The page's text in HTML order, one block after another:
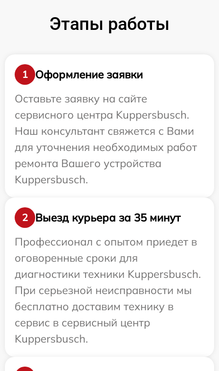
Этапы работы
1
Оформление заявки
Оставьте заявку на сайте
сервисного центра Kuppersbusch.
Наш консультант свяжется с Вами
для уточнения необходимых работ
ремонта Вашего устройства
Kuppersbusch.
2
Выезд курьера за 35 минут
Профессионал с опытом приедет в
оговоренные сроки для
диагностики техники Kuppersbusch.
При серьезной неисправности мы
бесплатно доставим технику в
сервис в сервисный центр
Kuppersbusch.